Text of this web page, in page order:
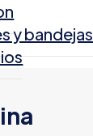
y bandejas